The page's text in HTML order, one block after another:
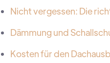
Nicht vergessen: Die
Dämmung und
Kosten für den